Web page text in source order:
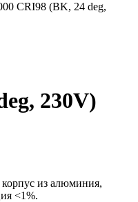
CRI98 (BK, 24 deg,
230V)
из алюминия,
<1%.